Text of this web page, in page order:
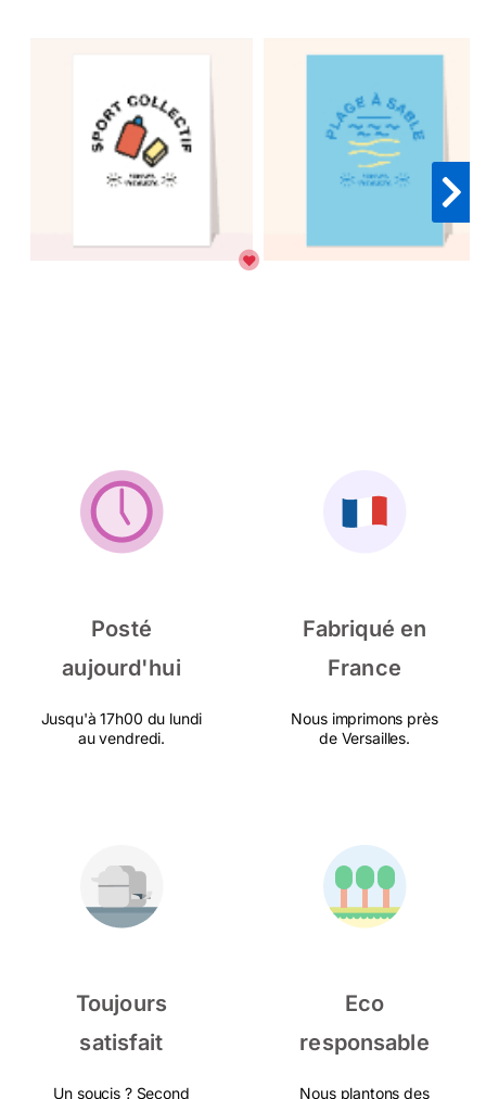
Posté
aujourd'hui
Jusqu'à 17h00 du lundi
au vendredi.
Fabriqué en
France
Nous imprimons près
de Versailles.
Toujours
satisfait
Un soucis ? Second
Eco
responsable
Nous plantons des